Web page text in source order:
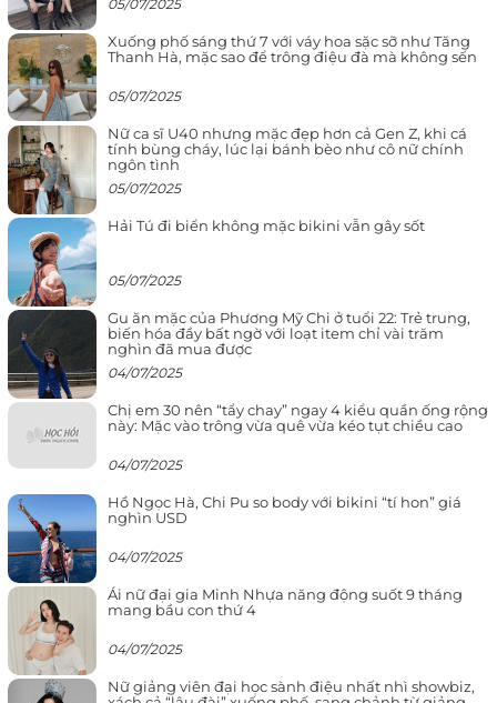
05/07/2025
Xuống phố sáng thứ 7 với váy hoa sặc sỡ như Tăng
Thanh Hà, mặc sao để trông điệu đà mà không sến
05/07/2025
Nữ ca sĩ U40 nhưng mặc đẹp hơn cả Gen Z, khi cá
tính bùng cháy, lúc lại bánh bèo như cô nữ chính
ngôn tình
05/07/2025
Hải Tú đi biển không mặc bikini vẫn gây sốt
05/07/2025
Gu ăn mặc của Phương Mỹ Chi ở tuổi 22: Trẻ trung,
biến hóa đầy bất ngờ với loạt item chỉ vài trăm
nghìn đã mua được
04/07/2025
Chị em 30 nên “tẩy chay” ngay 4 kiểu quần ống rộng
này: Mặc vào trông vừa quê vừa kéo tụt chiều cao
04/07/2025
Hồ Ngọc Hà, Chi Pu so body với bikini “tí hon” giá
nghìn USD
04/07/2025
Ái nữ đại gia Minh Nhựa năng động suốt 9 tháng
mang bầu con thứ 4
04/07/2025
Nữ giảng viên đại học sành điệu nhất nhì showbiz,